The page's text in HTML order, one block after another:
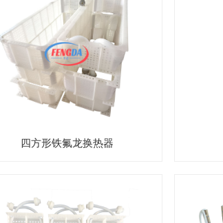
四方形铁氟龙换热器